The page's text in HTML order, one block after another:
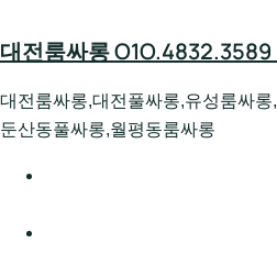
to
대전룸싸롱
대전룸싸롱,대전풀싸롱,유성룸싸
둔산동풀싸롱,월평동룸싸롱